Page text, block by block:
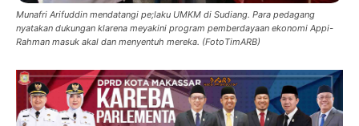
Munafri Arifuddin mendatangi pe;laku UMKM di Sudiang. Para pedagang
nyatakan dukungan klarena meyakini program pemberdayaan ekonomi Appi-
Rahman masuk akal dan menyentuh mereka. (FotoTimARB)